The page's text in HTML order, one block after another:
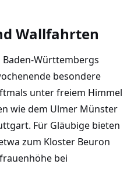
Wallfahrten
Württembergs
besondere
unter freiem Himmel
wie dem Ulmer Münster
Für Gläubige bieten
zum Kloster Beuron
bei